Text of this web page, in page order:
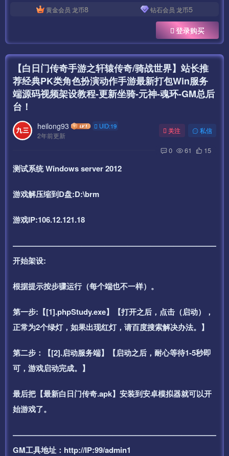
黄金会员 龙币8 钻石会员 龙币5
登录购买
【白日门传奇手游之轩辕传奇/骑战世界】站长推
荐经典PK类角色扮演动作手游最新打包Win服务
端源码视频架设教程-更新坐骑-元神-魂环-GM总后
台！
heilong93 UID:19
2年前更新
关注 私信
0 61 15
测试系统 Windows server 2012
游戏解压缩到D盘:D:\brm
游戏IP:106.12.121.18
——————————————————————————–
开始架设:
根据提示按步骤运行（每个端也不一样）。
第一步:【[1].phpStudy.exe】【打开之后，点击（启动），
正常为2个绿灯，如果出现红灯，请百度搜索解决办法。】
第二步：【[2].启动服务端】【启动之后，耐心等待1-5秒即
可，游戏启动完成。】
最后把【最新白日门传奇.apk】安装到安卓模拟器就可以开
始游戏了。
——————————————————————————–
GM工具地址：http://IP:99/admin1